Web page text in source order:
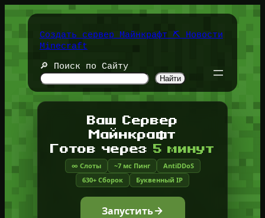
Перейти
содержимомуСоздать сервер Майнкрафт ⛏️ Новости
Minecraft
🔎 Поиск по Сайту
Найти
Ваш Сервер
Майнкрафт
Готов через 5 минут
∞ Слоты ~7 мс Пинг
AntiDDoS
630+ Сборок
Буквенный IP
Запустить